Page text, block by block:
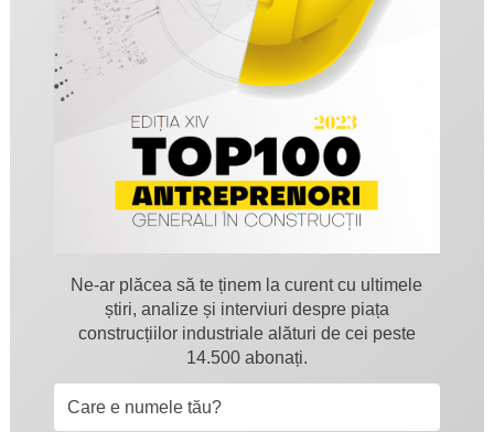
Ne-ar plăcea să te ținem la curent cu ultimele
știri, analize și interviuri despre piața
construcțiilor industriale alături de cei peste
14.500 abonați.